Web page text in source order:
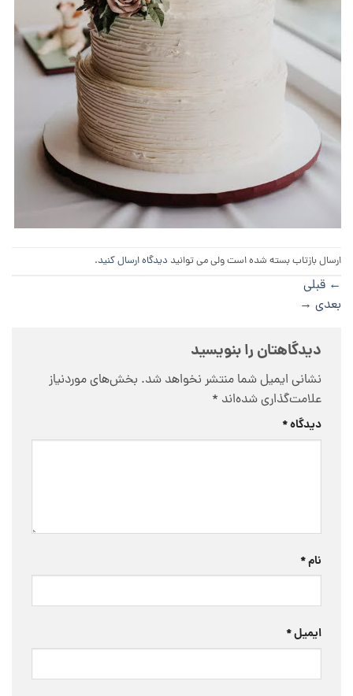
ارسال بازتاب بسته شده است ولی می توانید دیدگاه ارسال کنید.
← قبلی
بعدی →
دیدگاهتان را بنویسید
نشانی ایمیل شما منتشر نخواهد شد. بخش‌های موردنیاز
علامت‌گذاری شده‌اند *
دیدگاه*
نام*
ایمیل*